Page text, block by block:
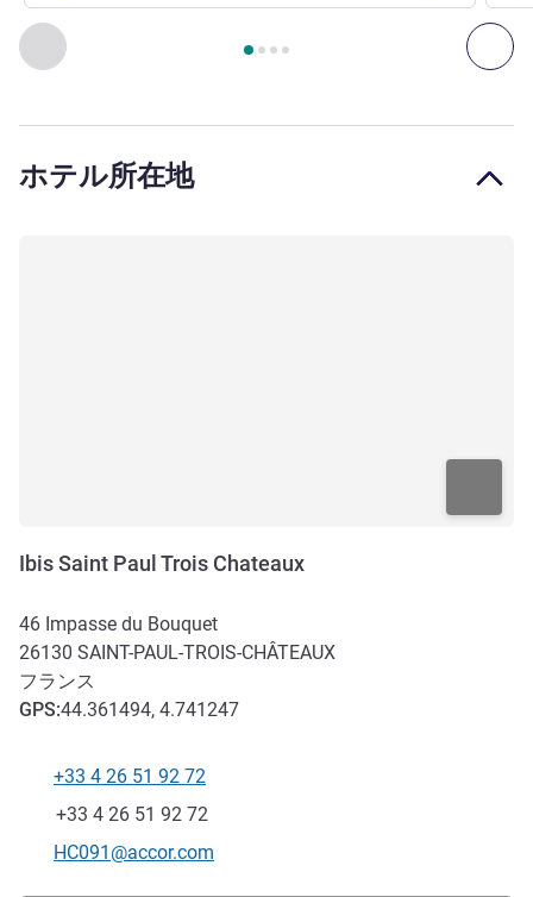
前に戻る - 客室 次
4 ページ中 , 客室 1 : Standard room - 1 double bed
ホテル所在地
Ibis Saint Paul Trois Chateaux
46 Impasse du Bouquet
26130 SAINT-PAUL-TROIS-CHÂTEAUX
フランス
GPS:44.361494, 4.741247
電話番号
+33 4 26 51 92 72
ファックス
+33 4 26 51 92 72
Eメール
HC091@accor.com